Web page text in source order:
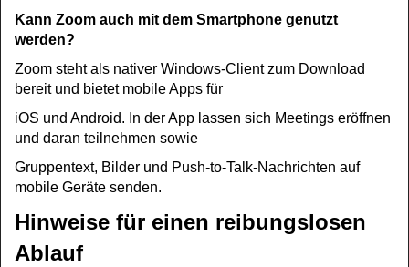
Kann Zoom auch mit dem Smartphone genutzt
werden?
Zoom steht als nativer Windows-Client zum Download
bereit und bietet mobile Apps für
iOS und Android. In der App lassen sich Meetings eröffnen
und daran teilnehmen sowie
Gruppentext, Bilder und Push-to-Talk-Nachrichten auf
mobile Geräte senden.
Hinweise für einen reibungslosen
Ablauf